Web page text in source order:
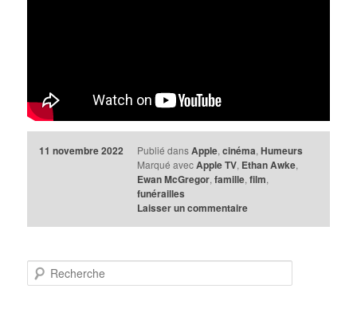
11 novembre 2022 Publié dans Apple, cinéma, Humeurs
Marqué avec Apple TV, Ethan Awke,
Ewan McGregor, famille, film,
funérailles
Laisser un commentaire
e